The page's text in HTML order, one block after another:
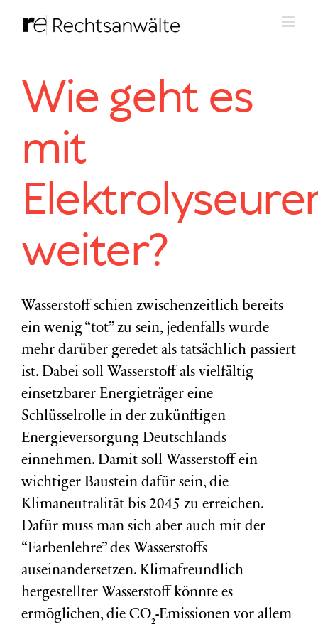
Inhalt
Wie geht es
mit
weiter?
Wasserstoff schien zwischenzeitlich bereits
ein wenig “tot” zu sein, jedenfalls wurde
mehr darüber geredet als tatsächlich passiert
ist. Dabei soll Wasserstoff als vielfältig
einsetzbarer Energieträger eine
Schlüsselrolle in der zukünftigen
Energieversorgung Deutschlands
einnehmen. Damit soll Wasserstoff ein
wichtiger Baustein dafür sein, die
Klimaneutralität bis 2045 zu erreichen.
Dafür muss man sich aber auch mit der
“Farbenlehre” des Wasserstoffs
auseinandersetzen. Klimafreundlich
hergestellter Wasserstoff könnte es
ermöglichen, die CO₂-Emissionen vor allem